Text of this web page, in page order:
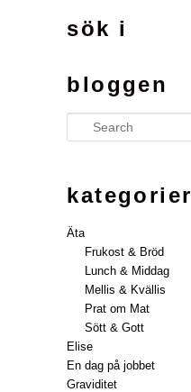
sök i
bloggen
Search
kategorier
Äta
Frukost & Bröd
Lunch & Middag
Mellis & Kvällis
Prat om Mat
Sött & Gott
Elise
En dag på jobbet
Graviditet